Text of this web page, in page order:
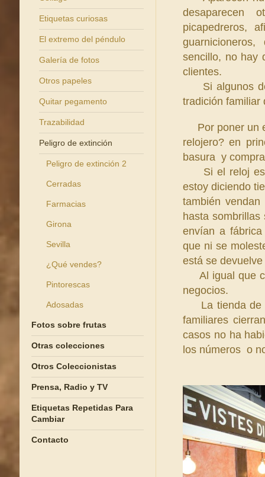
Etiquetas curiosas
El extremo del péndulo
Galería de fotos
Otros papeles
Quitar pegamento
Trazabilidad
Peligro de extinción
Peligro de extinción 2
Cerradas
Farmacias
Girona
Sevilla
¿Qué vendes?
Pintorescas
Adosadas
Fotos sobre frutas
Otras colecciones
Otros Coleccionistas
Prensa, Radio y TV
Etiquetas Repetidas Para
Cambiar
Contacto
desaparecen
picapedreros,
sencillo, no hay
clientes.
Si algunos de
tradición familiar
Por poner un
relojero? en
basura y
Si el reloj es
estoy diciendo
también
hasta
envían a
que ni se
está se
Al igual que
negocios.
La tienda de
familiares
casos no ha
los números o